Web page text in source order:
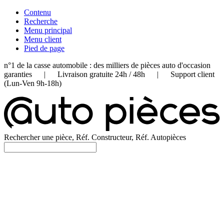
Contenu
Recherche
Menu principal
Menu client
Pied de page
n°1 de la casse automobile : des milliers de pièces auto d'occasion
garanties | Livraison gratuite 24h / 48h | Support client
(Lun-Ven 9h-18h)
Rechercher une pièce, Réf. Constructeur, Réf. Autopièces